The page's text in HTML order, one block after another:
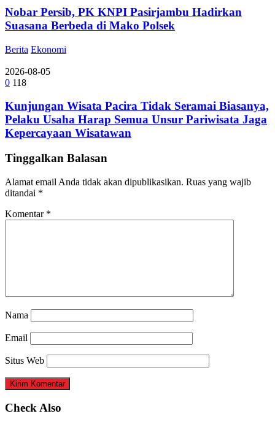
Nobar Persib, PK KNPI Pasirjambu Hadirkan
Suasana Berbeda di Mako Polsek
Berita Ekonomi
2026-08-05
0 118
Kunjungan Wisata Pacira Tidak Seramai Biasanya,
Pelaku Usaha Harap Semua Unsur Pariwisata Jaga
Kepercayaan Wisatawan
Tinggalkan Balasan
Alamat email Anda tidak akan dipublikasikan. Ruas yang wajib
ditandai *
Komentar *
Nama
Email
Situs Web
Check Also